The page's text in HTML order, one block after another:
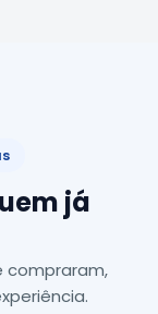
já
compraram,